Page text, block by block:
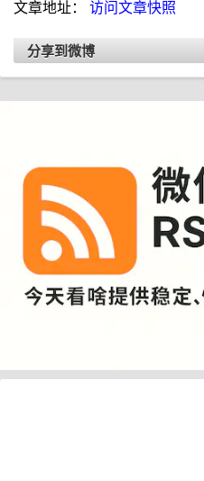
文章地址： 访问文章快照
分享到微博